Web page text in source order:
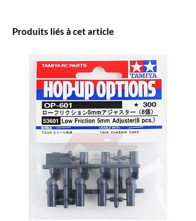
Produits liés à cet article